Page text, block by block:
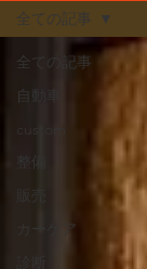
全ての記事
自動車
整備
販売
カーケア
全ての記事